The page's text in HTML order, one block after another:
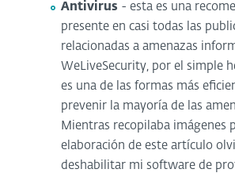
Antivirus - esta es una
presente en casi todas las
relacionadas a amenazas
WeLiveSecurity, por el simple
es una de las formas más
prevenir la mayoría de las
Mientras recopilaba imágenes
elaboración de este artículo
deshabilitar mi software de